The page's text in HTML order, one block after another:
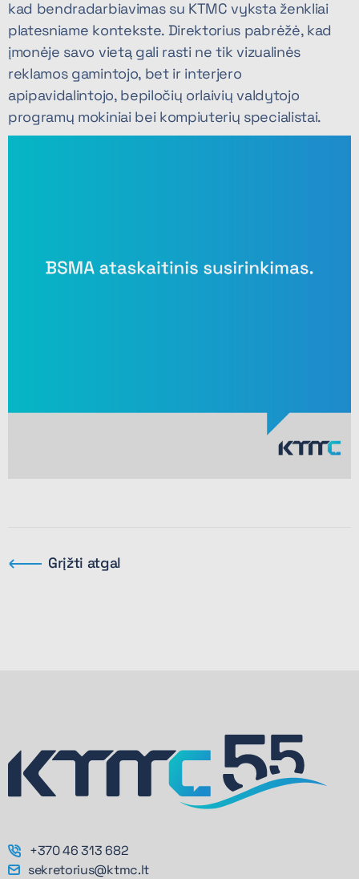
kad bendradarbiavimas su KTMC vyksta ženkliai
platesniame kontekste. Direktorius pabrėžė, kad
įmonėje savo vietą gali rasti ne tik vizualinės
reklamos gamintojo, bet ir interjero
apipavidalintojo, bepiločių orlaivių valdytojo
programų mokiniai bei kompiuterių specialistai.
Grįžti atgal
+370 46 313 682
sekretorius@ktmc.lt